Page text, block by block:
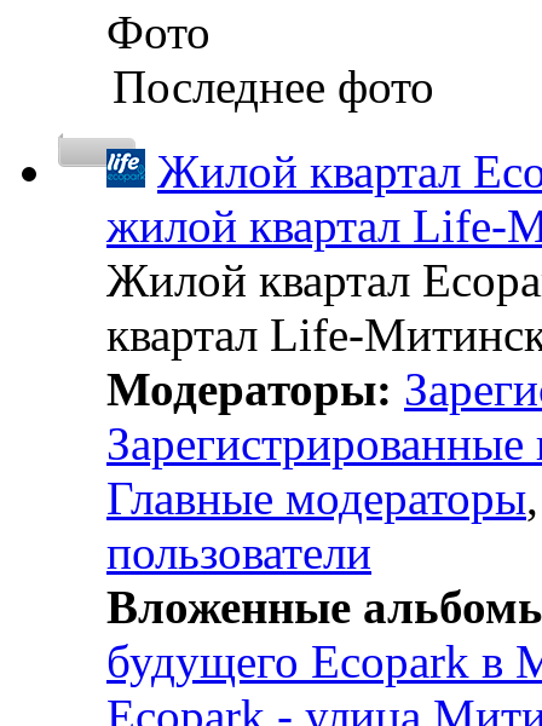
Фото
Последнее фото
Жилой квартал
жилой квартал Life-
Жилой квартал
квартал Life-
Модераторы:
Зарегистрированные
Главные модераторы
пользователи
Вложенные
будущего Ecopark в